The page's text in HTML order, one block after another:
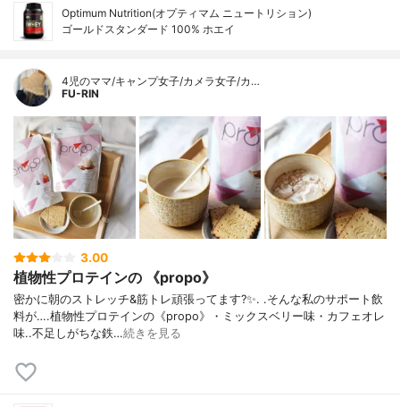
Optimum Nutrition(オプティマム ニュートリション)
ゴールドスタンダード 100% ホエイ
4児のママ/キャンプ女子/カメラ女子/カ…
FU-RIN
3.00
植物性プロテインの 《propo》
密かに朝のストレッチ&筋トレ頑張ってます?✨. .そんな私のサポート飲
料が….植物性プロテインの《propo》・ミックスベリー味・カフェオレ
味..不足しがちな鉄…続きを見る